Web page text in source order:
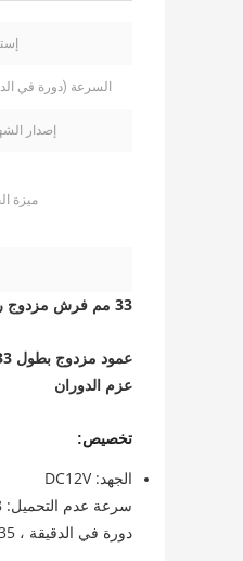
السرعة (دورة في
إصدار
ميزة
33 مم فرش مزدوج رمح دودة تروس موتور عزم دوران عالي BLDC 12 فولت
عزم الدوران
تخصيص:
الجهد: DC12V
دورة في الدقيقة ، 235 دورة في الدقيقة